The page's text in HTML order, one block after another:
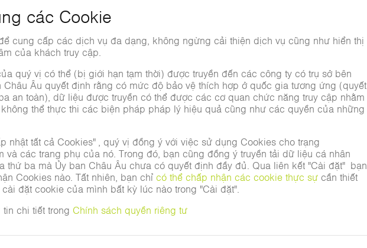
Năm tài chính 2024/25
cơ khí, TRUMPF đã trở thành một trong những nhà sản xuất hàng đầu thế giới
Trong năm tài chính 2024/25, tập đoàn chúng tôi, cùng 18.303 nhân viên đã đạt
4.227,8 12
NGÂN SÁCH NGHIÊN
(TÍNH BẰNG